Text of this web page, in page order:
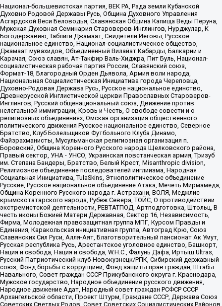
Национал-большевистская партия, ВЕК РА, Рада земли Кубанской
Духовно Родовой Державы Русь, Община Духовного Управления
Асгардской Веси Беловодья, Славянская Община Капища Веды Перуна,
Мужская Духовная Семинария Староверов-Инглингов, Нурджулар, К
Богодержавию, Таблиги Джамаат, Свидетели Иеговы, Русское
национальное единство, Национал-социалистическое общество,
Джамаат мувахидов, Объединенный Вилайат Кабарды, Балкарии и
Карачая, Союз славян, Ат-Такфир Валь-Хиджра, Пит Буль, Национал-
социалистическая рабочая партия России, Славянский союз,
Формат-18, Благородный Орден Дьявола, Армия воли народа,
Национальная Социалистическая Инициатива города Череповца,
Духовно-Родовая Держава Русь, Русское национальное единство,
Древнерусской Инглистической церкви Православных Староверов-
Инглингов, Русский общенациональный союз, Движение против
нелегальной иммиграции, Кровь и Честь, О свободе совести и о
религиозных объединениях, Омская организация общественного
политического движения Русское национальное единство, Северное
Братство, Клуб Болельщиков Футбольного Клуба Динамо,
Файзрахманисты, Мусульманская религиозная организация п.
Боровский, Община Коренного Русского народа Щелковского района,
Правый сектор, УНА - УНСО, Украинская повстанческая армия, Тризуб
им. Степана Бандеры, Братство, Белый Крест, Misanthropic division,
Религиозное объединение последователей инглиизма, Народная
Социальная Инициатива, TulaSkins, Этнополитическое объединение
Русские, Русское национальное объединение Атака, Мечеть Мирмамеда,
Община Коренного Русского народа г. Астрахани, ВОЛЯ, Меджлис
крымскотатарского народа, Рубеж Севера, ТОЙС, О противодействии
экстремистской деятельности, РЕВТАТПОД, Артподготовка, Штольц, В
честь иконы Божией Матери Державная, Сектор 16, Независимость,
Фирма, Молодежная правозащитная группа МПГ, Курсом Правды и
Единения, Каракольская инициативная группа, Автоград Крю, Союз
Славянских Сил Руси, Алля-Аят, Благотворительный пансионат Ак Умут,
Русская республика Русь, Арестантское уголовное единство, Башкорт,
Нация и свобода, Нация и свобода, W.H.С., Фалунь Дафа, Иртыш Ultras,
Русский Патриотический клуб-Новокузнецк/РПК, Сибирский державный
союз, Фонд борьбы с коррупцией, Фонд защиты прав граждан, Штабы
Навального, Совет граждан СССР Прикубанского округа г. Краснодара,
Мужское государство, Народное объединение русского движения,
Народное движение Адат, Народный совет граждан РСФСР СССР
Архангельской области, Проект Штурм, Граждане СССР, Держава Союз
Советских Светлых Родов, Совет Советских Социалистических Районов,